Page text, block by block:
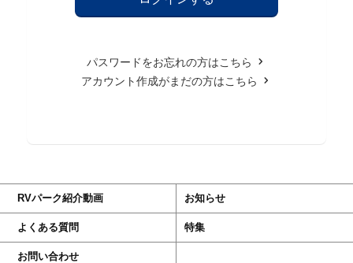
パスワードをお忘れの方はこちら
アカウント作成がまだの方はこちら
RVパーク紹介動画 お知らせ
よくある質問 特集
お問い合わせ